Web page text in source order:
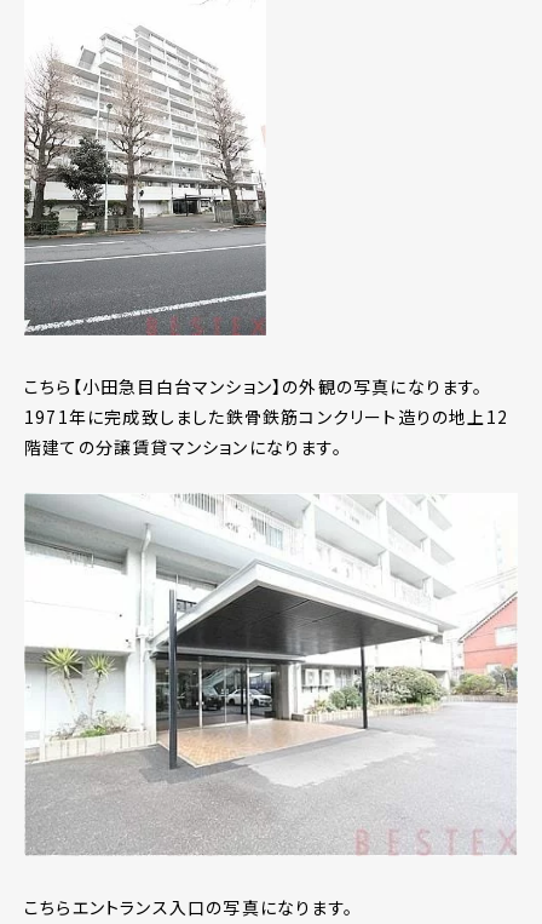
こちら【小田急目白台マンション】の外観の写真になります。
1971年に完成致しました鉄骨鉄筋コンクリート造りの地上12
階建ての分譲賃貸マンションになります。
こちらエントランス入口の写真になります。